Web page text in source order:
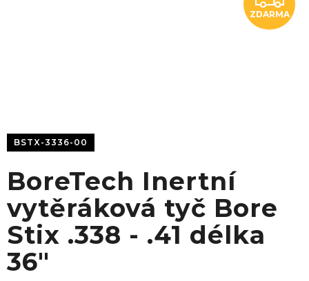
D
ZDARMA
BoreTech Inertní
vytěráková tyč Bore
Stix .338 - .41 délka
36"
BSTX-3336-00